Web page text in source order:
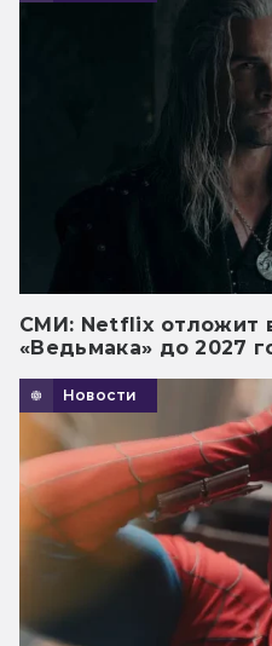
СМИ: Netflix отложит
«Ведьмака» до 2027
Новости